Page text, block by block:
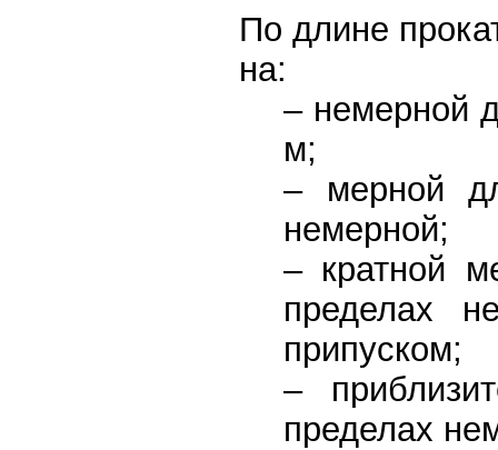
По длине
на:
– немерной
м;
– мерной
немерной;
– кратной
пределах
припуском;
–
пределах